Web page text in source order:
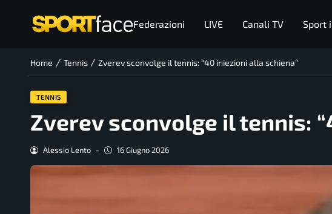
Federazioni LIVE Canali TV Sport
Home / Tennis / Zverev sconvolge il tennis: “40 iniezioni alla schiena”
TENNIS
Zverev sconvolge il tennis:
Alessio Lento - 16 Giugno 2026